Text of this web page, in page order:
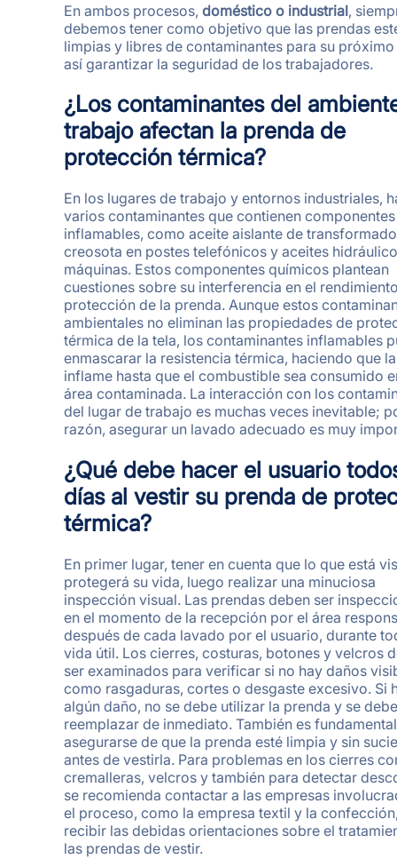
En ambos procesos, doméstico o industrial,
debemos tener como objetivo que las prendas
limpias y libres de contaminantes para su
así garantizar la seguridad de los trabajadores.
¿Los contaminantes del
trabajo afectan la prenda de
protección térmica?
En los lugares de trabajo y entornos industriales,
varios contaminantes que contienen componentes
inflamables, como aceite aislante de
creosota en postes telefónicos y aceites
máquinas. Estos componentes químicos plantean
cuestiones sobre su interferencia en el
protección de la prenda. Aunque estos
ambientales no eliminan las propiedades de
térmica de la tela, los contaminantes inflamables
enmascarar la resistencia térmica, haciendo que
inflame hasta que el combustible sea consumido
área contaminada. La interacción con los
del lugar de trabajo es muchas veces inevitable;
razón, asegurar un lavado adecuado es muy
¿Qué debe hacer el usuario
días al vestir su prenda de
térmica?
En primer lugar, tener en cuenta que lo que está
protegerá su vida, luego realizar una minuciosa
inspección visual. Las prendas deben ser
en el momento de la recepción por el área
después de cada lavado por el usuario, durante
vida útil. Los cierres, costuras, botones y velcros
ser examinados para verificar si no hay daños
como rasgaduras, cortes o desgaste excesivo. Si
algún daño, no se debe utilizar la prenda y se debe
reemplazar de inmediato. También es fundamental
asegurarse de que la prenda esté limpia y sin
antes de vestirla. Para problemas en los cierres
cremalleras, velcros y también para detectar
se recomienda contactar a las empresas
el proceso, como la empresa textil y la
recibir las debidas orientaciones sobre el
las prendas de vestir.